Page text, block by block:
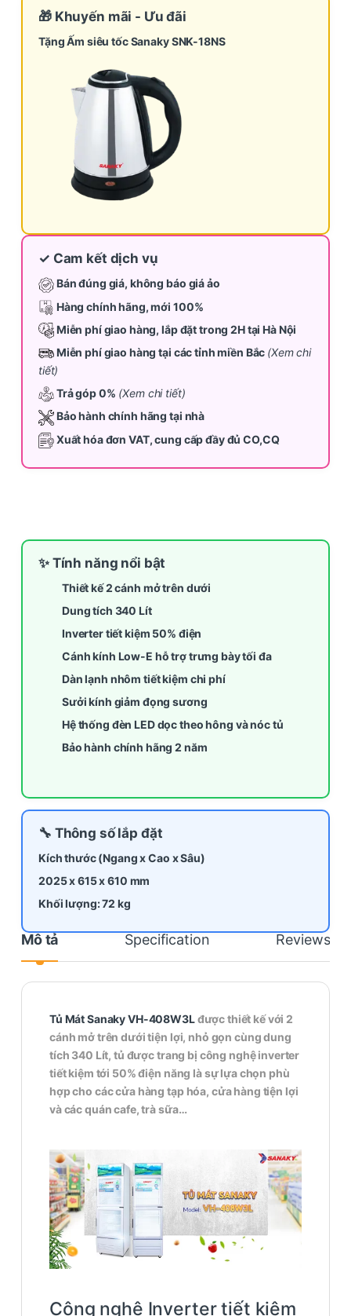
🎁 Khuyến mãi - Ưu đãi
Tặng Ấm siêu tốc Sanaky SNK-18NS
✓ Cam kết dịch vụ
Bán đúng giá, không báo giá ảo
Hàng chính hãng, mới 100%
Miễn phí giao hàng, lắp đặt trong 2H tại Hà Nội
Miễn phí giao hàng tại các tỉnh miền Bắc (Xem chi
tiết)
Trả góp 0% (Xem chi tiết)
Bảo hành chính hãng tại nhà
Xuất hóa đơn VAT, cung cấp đầy đủ CO,CQ
✨ Tính năng nổi bật
Thiết kế 2 cánh mở trên dưới
Dung tích 340 Lít
Inverter tiết kiệm 50% điện
Cánh kính Low-E hỗ trợ trưng bày tối đa
Dàn lạnh nhôm tiết kiệm chi phí
Sưởi kính giảm đọng sương
Hệ thống đèn LED dọc theo hông và nóc tủ
Bảo hành chính hãng 2 năm
🔧 Thông số lắp đặt
Kích thước (Ngang x Cao x Sâu)
2025 x 615 x 610 mm
Khối lượng: 72 kg
Mô tả Specification Reviews
Tủ Mát Sanaky VH-408W3Lđược thiết kế với 2
cánh mở trên dưới tiện lợi, nhỏ gọn cùng dung
tích 340 Lít, tủ được trang bị công nghệ inverter
tiết kiệm tới 50% điện năng là sự lựa chọn phù
hợp cho các cửa hàng tạp hóa, cửa hàng tiện lợi
và các quán cafe, trà sữa…
Công nghệ Inverter tiết kiệm